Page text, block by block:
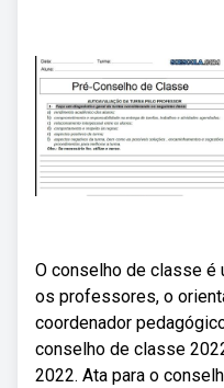
O conselho de classe é
os professores, o
coordenador
conselho de classe
2022. Ata para o